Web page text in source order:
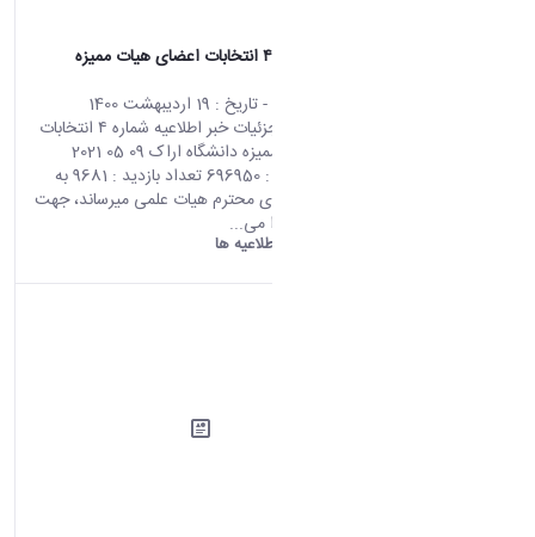
اطلاعیه شماره ۴ انتخابات اعضای هیات ممیزه
- تاریخ : 19 اردیبهشت 1400
صفحه اصلی جزئیات خبر اطلاعیه شماره ۴ انتخابات
اعضای هیات ممیزه دانشگاه اراک 09 05 2021
06:38 کد خبر : 696950 تعداد بازدید : 9681 به
استحضار اعضای محترم هیات علمی میرساند، جهت
رای دادن ابتدا می...
اطلاعیه ها